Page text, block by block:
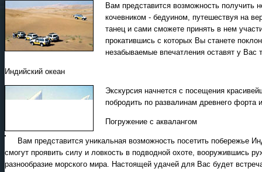
Вам представится возможность получить
кочевником - бедуином, путешествуя на
танец и сами сможете принять в нем
прокатившись с которых Вы станете
незабываемые впечатления оставят у
Индийский океан
Экскурсия начнется с посещения
побродить по развалинам древнего форта
Погружение с аквалангом
Вам представится уникальная возможность посетить побережье
смогут проявить силу и ловкость в подводной охоте, вооружившись
разнообразие морского мира. Настоящей удачей для Вас будет